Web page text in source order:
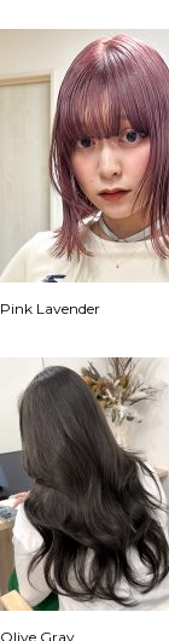
Pink Lavender
Olive Gray